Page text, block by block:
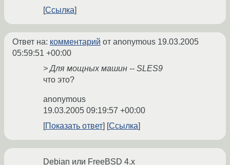
Ссылка
Ответ на: комментарий от anonymous 19.03.2005
05:59:51 +00:00
> Для мощных машин -- SLES9
что это?
anonymous
19.03.2005 09:19:57 +00:00
Показать ответ
Ссылка
Debian или FreeBSD 4.x